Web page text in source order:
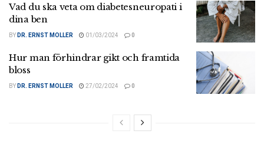
Vad du ska veta om diabetesneuropati i
dina ben
BY DR. ERNST MOLLER 01/03/2024 0
Hur man förhindrar gikt och framtida
bloss
BY DR. ERNST MOLLER 27/02/2024 0